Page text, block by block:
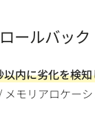
ールバック
内に劣化を検
モリアロケーシ